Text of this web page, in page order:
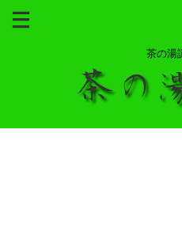
茶の湯